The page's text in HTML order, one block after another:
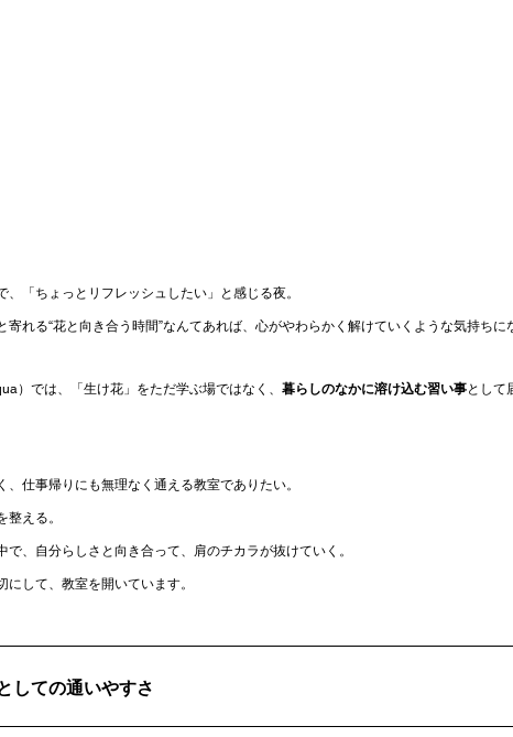
「ちょっとリフレッシュしたい」と感じる夜。
寄れる“花と向き合う時間”なんてあれば、心がやわらかく解けていくような気持ちに
）では、「生け花」をただ学ぶ場ではなく、 暮らしのなかに溶け込む習い事として
仕事帰りにも無理なく通える教室でありたい。
える。
で、自分らしさと向き合って、肩のチカラが抜けていく。
して、教室を開いています。
しての通いやすさ